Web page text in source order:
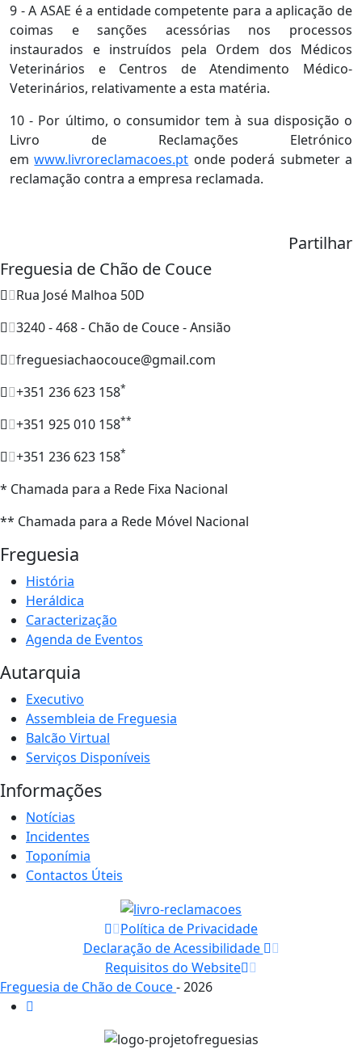
9 - A ASAE é a entidade competente para a aplicação de
coimas e sanções acessórias nos processos
instaurados e instruídos pela Ordem dos Médicos
Veterinários e Centros de Atendimento Médico-
Veterinários, relativamente a esta matéria.
10 - Por último, o consumidor tem à sua disposição o
Livro de Reclamações Eletrónico
emwww.livroreclamacoes.pt onde poderá submeter a
reclamação contra a empresa reclamada.
Partilhar
Freguesia de Chão de Couce
Rua José Malhoa 50D
3240 - 468 - Chão de Couce - Ansião
freguesiachaocouce@gmail.com
+351 236 623 158*
+351 925 010 158**
+351 236 623 158*
* Chamada para a Rede Fixa Nacional
** Chamada para a Rede Móvel Nacional
Freguesia
História
Heráldica
Caracterização
Agenda de Eventos
Autarquia
Executivo
Assembleia de Freguesia
Balcão Virtual
Serviços Disponíveis
Informações
Notícias
Incidentes
Toponímia
Contactos Úteis
Política de Privacidade
Declaração de Acessibilidade
Requisitos do Website
Freguesia de Chão de Couce- 2026